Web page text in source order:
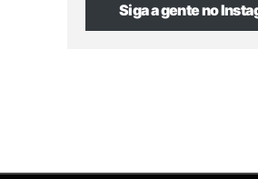
Siga a gente no